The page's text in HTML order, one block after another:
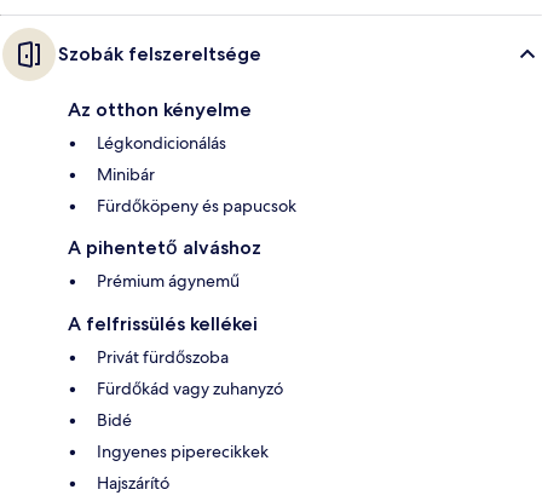
Szobák felszereltsége
Az otthon kényelme
Légkondicionálás
Minibár
Fürdőköpeny és papucsok
A pihentető alváshoz
Prémium ágynemű
A felfrissülés kellékei
Privát fürdőszoba
Fürdőkád vagy zuhanyzó
Bidé
Ingyenes piperecikkek
Hajszárító